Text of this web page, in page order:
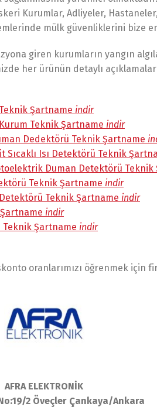
Kurumlar, Adliyeler,
mülk güvenliklerini bize
giren kurumların yangın
her ürünün detaylı
Şartname indir
Teknik Şartname indir
Dedektörü Teknik Şartname
Sıcaklı Isı Detektörü Teknik
Duman Detektörü Teknik
Teknik Şartname indir
Teknik Şartname indir
indir
Teknik Şartname indir
oranlarımızı öğrenmek için
AFRA ELEKTRONİK
2 Öveçler Çankaya/Ankara